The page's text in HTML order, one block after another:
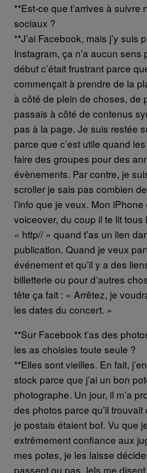
**Est-ce que t’arrives à suivre
sociaux ?
**J’ai Facebook, mais j’y suis
Instagram, ça n’a aucun sens
début c’était frustrant parce
commençait à prendre de la
à côté de plein de choses, de
passais à côté de contenus
pas à la page. Je suis restée
parce que c’est utile quand
faire des groupes pour des
évènements. Par contre, je
scroller je sais pas combien
l’info que je veux. Mon
voiceover, du coup il te lit tous
« http// » quand t’as un lien
publication. Quand je veux
événement et qu’il y a des
billetterie ou pour d’autres
tête ça fait : « Arrêtez, je
les dates du concert. »
**Sur Facebook t’as des
les as choisies toute seule ?
**Elles sont vieilles. En fait,
stock parce que j’ai un bon
photographe. Un jour, il m’a
des photos parce qu’il
je postais étaient bof. Vu que
extrêmement confiance aux
mes potes, je les laisse
passent ou pas. Iels me